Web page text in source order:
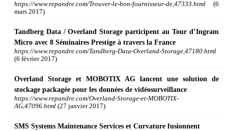
https://www.repandre.com/Trouver-le-bon-fournisseur-de,47333.html (6
mars 2017)
Tandberg Data / Overland Storage participent au Tour d’Ingram
Micro avec 8 Séminaires Prestige à travers la France
https://www.repandre.com/Tandberg-Data-Overland-Storage,47180.html
(6 février 2017)
Overland Storage et MOBOTIX AG lancent une solution de
stockage packagée pour les données de vidéosurveillance
https://www.repandre.com/Overland-Storage-et-MOBOTIX-
AG,47096.html (27 janvier 2017)
SMS Systems Maintenance Services et Curvature fusionnent